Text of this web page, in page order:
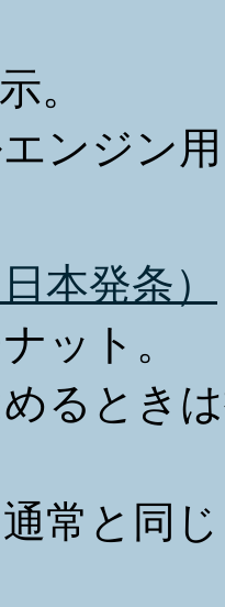
。
ンジン
本発条）
ット。
るとき
常と同